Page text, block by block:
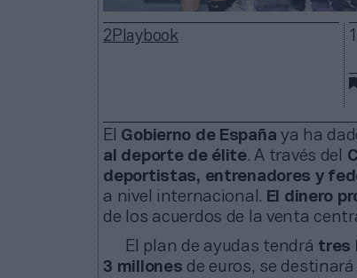
2Playbook
El Gobierno de España ya ha
al deporte de élite. A través del
deportistas, entrenadores y
a nivel internacional. El dinero
de los acuerdos de la venta
El plan de ayudas tendrá tres
3 millones de euros, se destinará